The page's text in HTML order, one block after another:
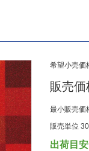
希望小売
販売価
最小販売価
販売単位
出荷目